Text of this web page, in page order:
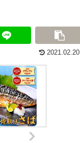
2021.02.20